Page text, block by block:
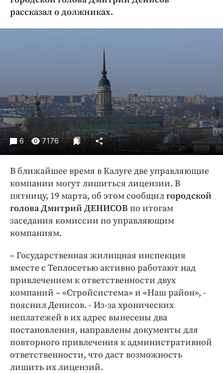
Криминал
Праздники
Происшествия
Спорт
Экономика и бизнес
Блоги
Издания
Медиаперсона
Интересное чтиво
Бренд года
Работодатель года
рассказал о должниках.
6 7176
В ближайшее время в Калуге две управляющие
компании могут лишиться лицензии. В
пятницу, 19 марта, об этом сообщилгородской
голова Дмитрий ДЕНИСОВ по итогам
заседания комиссии по управляющим
компаниям.
– Государственная жилищная инспекция
вместе с Теплосетью активно работают над
привлечением к ответственности двух
компаний – «Стройсистема» и «Наш район», -
пояснил Денисов. - Из-за хронических
неплатежей в их адрес вынесены два
постановления, направлены документы для
повторного привлечения к административной
ответственности, что даст возможность
лишить их лицензий.